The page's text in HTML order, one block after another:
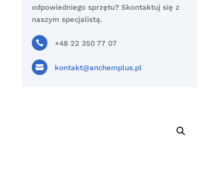
odpowiedniego sprzętu? Skontaktuj się z
naszym specjalistą.
 +48 22 350 77 07
 kontakt@anchemplus.pl